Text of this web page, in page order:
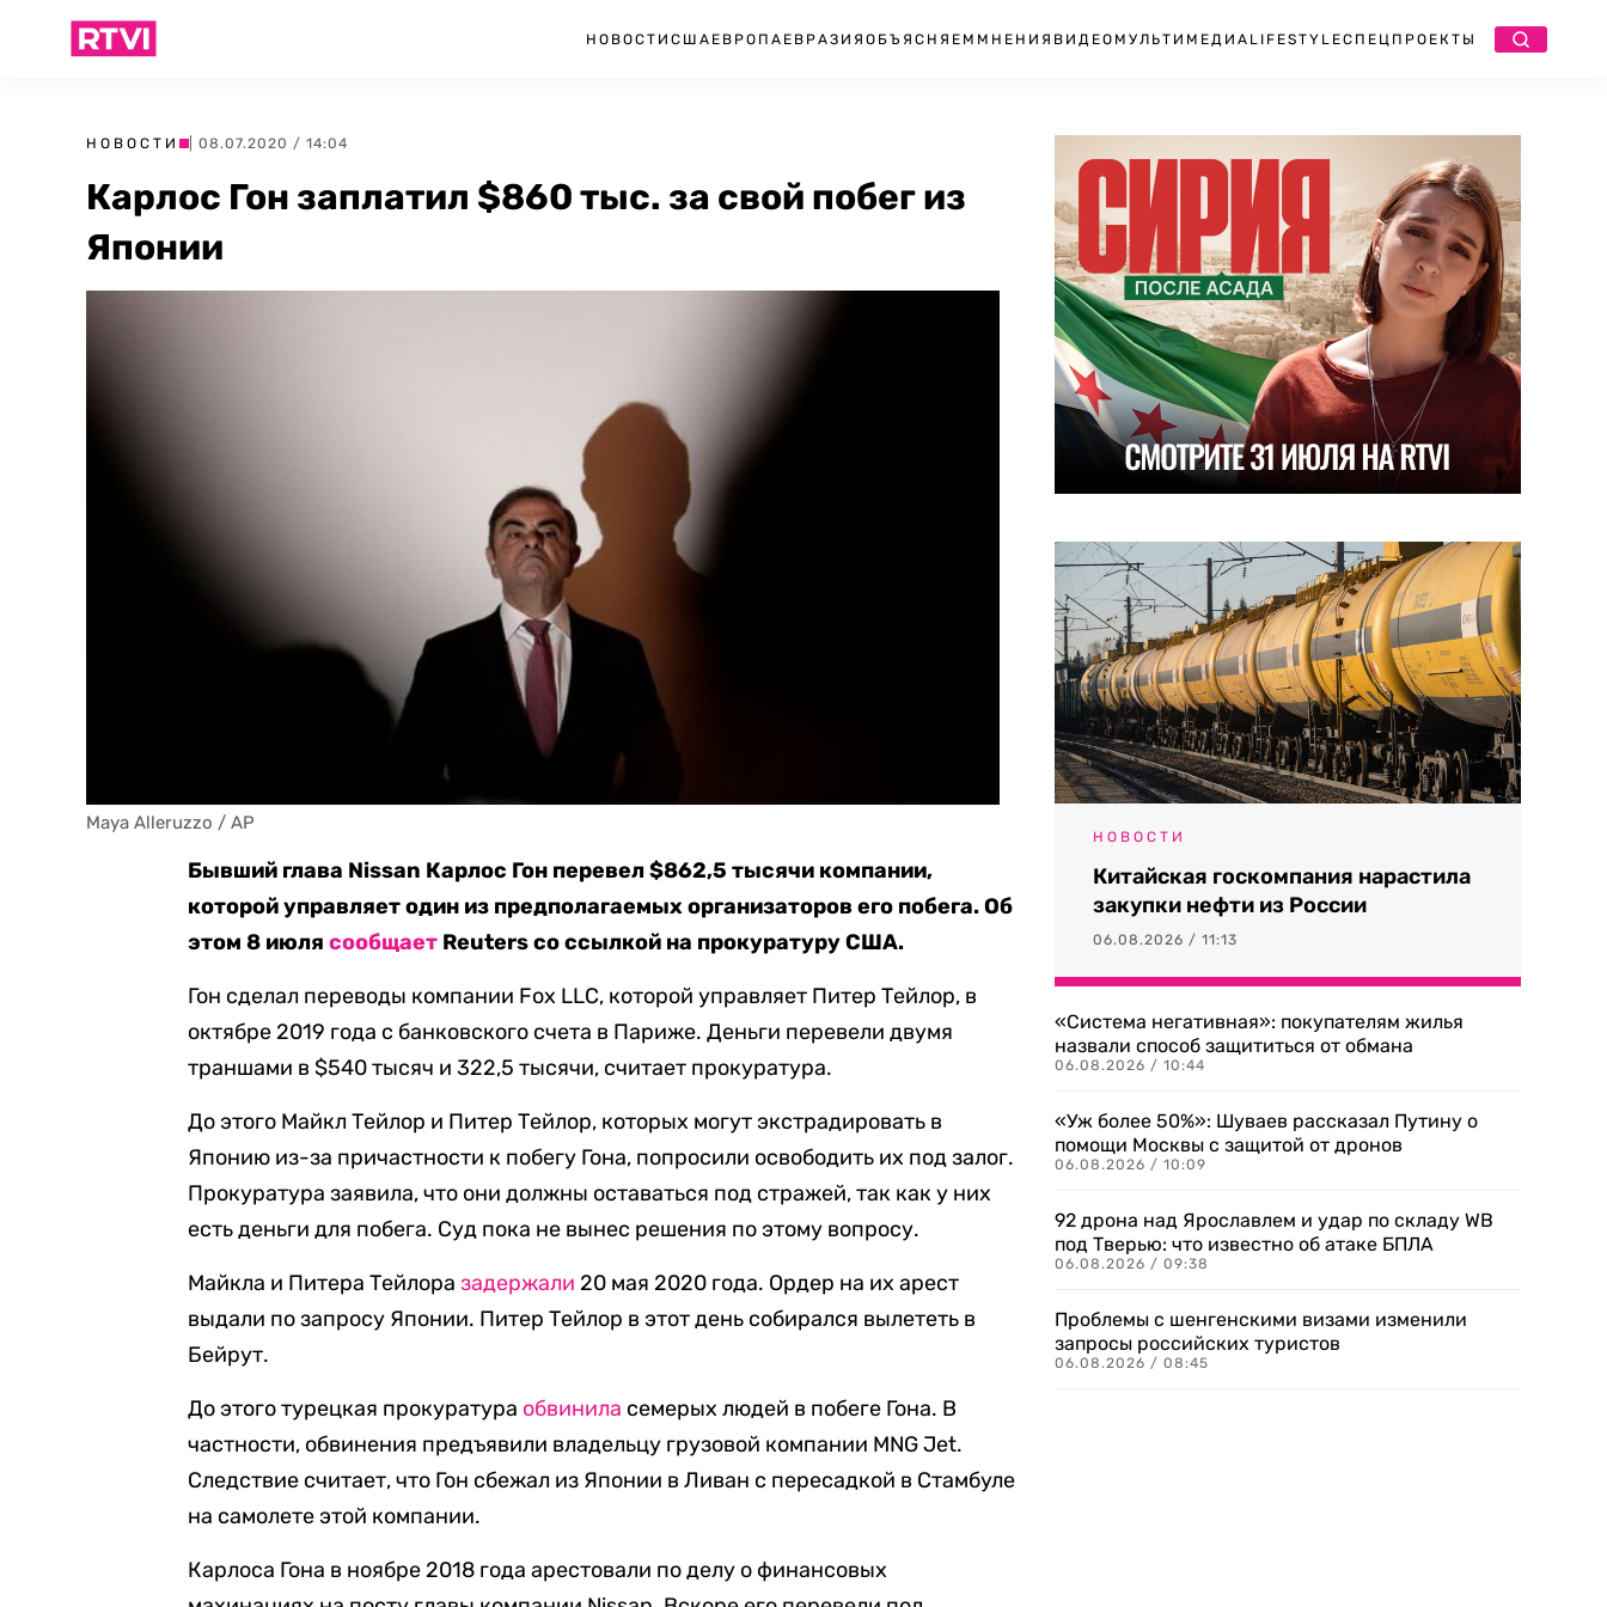
НОВОСТИ США ЕВРОПА ЕВРАЗИЯ ОБЪЯСНЯЕМ МНЕНИЯ ВИДЕО МУЛЬТИМЕДИА LIFESTYLEСПЕЦПРОЕКТЫ
НОВОСТИ | 08.07.2020 / 14:04
Карлос Гон заплатил $860 тыс. за свой побег из
Японии
Maya Alleruzzo / AP
Бывший глава Nissan Карлос Гон перевел $862,5 тысячи компании,
которой управляет один из предполагаемых организаторов его побега. Об
этом 8 июлясообщает Reuters со ссылкой на прокуратуру США.
Гон сделал переводы компании Fox LLC, которой управляет Питер Тейлор, в
октябре 2019 года с банковского счета в Париже. Деньги перевели двумя
траншами в $540 тысяч и 322,5 тысячи, считает прокуратура.
До этого Майкл Тейлор и Питер Тейлор, которых могут экстрадировать в
Японию из-за причастности к побегу Гона, попросили освободить их под залог.
Прокуратура заявила, что они должны оставаться под стражей, так как у них
есть деньги для побега. Суд пока не вынес решения по этому вопросу.
Майкла и Питера Тейлоразадержали 20 мая 2020 года. Ордер на их арест
выдали по запросу Японии. Питер Тейлор в этот день собирался вылететь в
Бейрут.
До этого турецкая прокуратура обвинила семерых людей в побеге Гона. В
частности, обвинения предъявили владельцу грузовой компании MNG Jet.
Следствие считает, что Гон сбежал из Японии в Ливан с пересадкой в Стамбуле
на самолете этой компании.
Карлоса Гона в ноябре 2018 года арестовали по делу о финансовых
НОВОСТИ
Китайская госкомпания нарастила
закупки нефти из России
06.08.2026 / 11:13
«Система негативная»: покупателям жилья
назвали способ защититься от обмана
06.08.2026 / 10:44
«Уж более 50%»: Шуваев рассказал Путину о
помощи Москвы с защитой от дронов
06.08.2026 / 10:09
92 дрона над Ярославлем и удар по складу WB
под Тверью: что известно об атаке БПЛА
06.08.2026 / 09:38
Проблемы с шенгенскими визами изменили
запросы российских туристов
06.08.2026 / 08:45